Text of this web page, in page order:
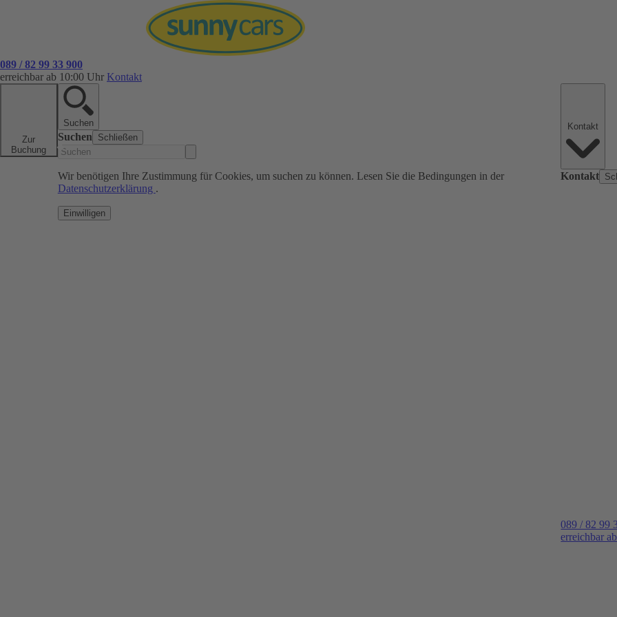
089 / 82 99 33 900
erreichbar ab 10:00 Uhr Kontakt
Zur
Buchung
Suchen
Suchen Schließen
Wir benötigen Ihre Zustimmung für Cookies, um suchen zu können. Lesen Sie die Bedingungen in der
Datenschutzerklärung .
Einwilligen
Kontakt
089 / 82 99
erreichbar